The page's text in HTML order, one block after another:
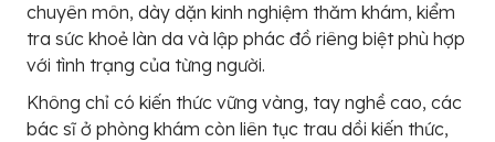
chuyên môn, dày dặn kinh nghiệm thăm khám, kiểm
tra sức khoẻ làn da và lập phác đồ riêng biệt phù hợp
với tình trạng của từng người.
Không chỉ có kiến thức vững vàng, tay nghề cao, các
bác sĩ ở phòng khám còn liên tục trau dồi kiến thức,